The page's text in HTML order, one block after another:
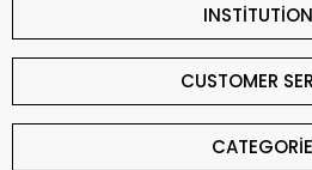
CUSTOMER